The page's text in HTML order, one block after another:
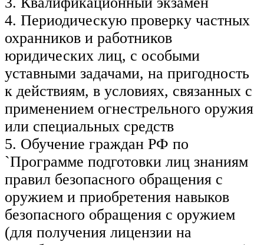
4. Периодическую проверку частных
охранников и работников
юридических лиц, с особыми
уставными задачами, на пригодность
к действиям, в условиях, связанных с
применением огнестрельного оружия
или специальных средств
5. Обучение граждан РФ по
`Программе подготовки лиц знаниям
правил безопасного обращения с
оружием и приобретения навыков
безопасного обращения с оружием
(для получения лицензии на